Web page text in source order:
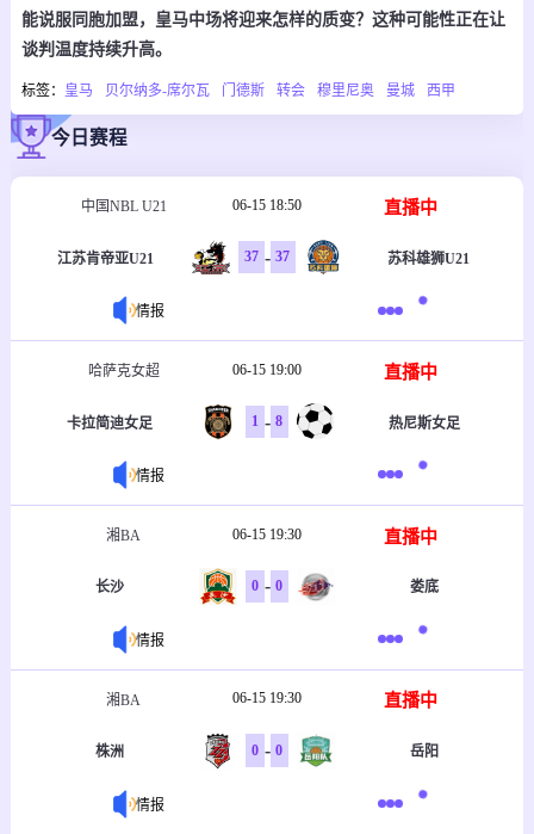
能说服同胞加盟，皇马中场将迎来怎样的质变？这种可能性正在让
谈判温度持续升高。
标签： 皇马 贝尔纳多-席尔瓦 门德斯 转会 穆里尼奥 曼城 西甲
今日赛程
中国NBL U21 06-15 18:50 直播中
江苏肯帝亚U21 37 - 37 苏科雄狮U21
情报
哈萨克女超 06-15 19:00 直播中
卡拉简迪女足 1 - 8 热尼斯女足
情报
湘BA 06-15 19:30 直播中
长沙 0 - 0 娄底
情报
湘BA 06-15 19:30 直播中
株洲 0 - 0 岳阳
情报